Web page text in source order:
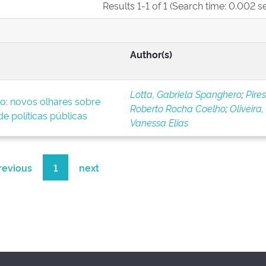
Results 1-1 of 1 (Search time: 0.002
Author(s)
novos olhares sobre
políticas públicas
Lotta, Gabriela Spanghero;
Roberto Rocha Coelho;Oliveira,
Vanessa Elias
1 next